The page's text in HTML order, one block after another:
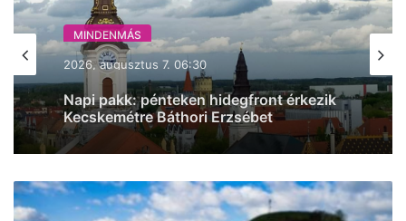
MINDENMÁS
2026, augusztus 7. 06:30
Napi pakk: pénteken hidegfront érkezik
Kecskemétre Báthori Erzsébet
születésnapján
Felhős,
de